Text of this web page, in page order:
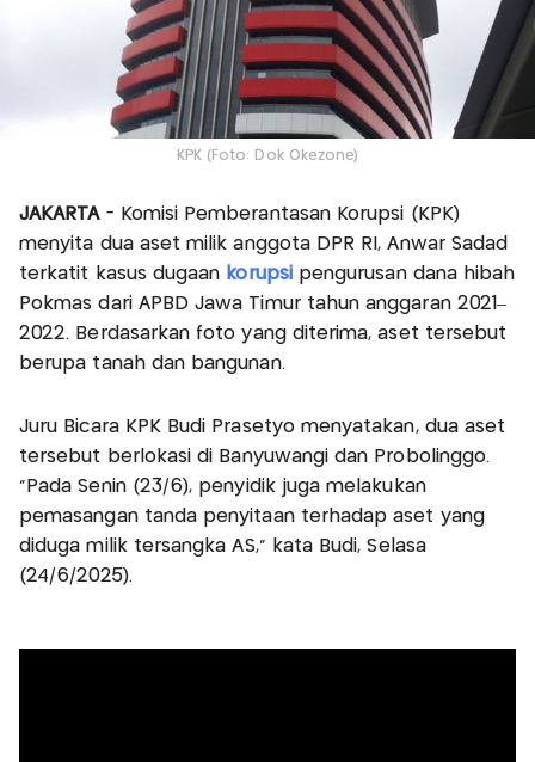
KPK (Foto: Dok Okezone)
JAKARTA- Komisi Pemberantasan Korupsi (KPK)
menyita dua aset milik anggota DPR RI, Anwar Sadad
terkatit kasus dugaan korupsi pengurusan dana hibah
Pokmas dari APBD Jawa Timur tahun anggaran 2021–
2022. Berdasarkan foto yang diterima, aset tersebut
berupa tanah dan bangunan.
Juru Bicara KPK Budi Prasetyo menyatakan, dua aset
tersebut berlokasi di Banyuwangi dan Probolinggo.
"Pada Senin (23/6), penyidik juga melakukan
pemasangan tanda penyitaan terhadap aset yang
diduga milik tersangka AS," kata Budi, Selasa
(24/6/2025).